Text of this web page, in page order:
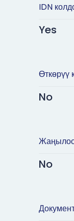
IDN
Yes
Өткөрүү
No
No